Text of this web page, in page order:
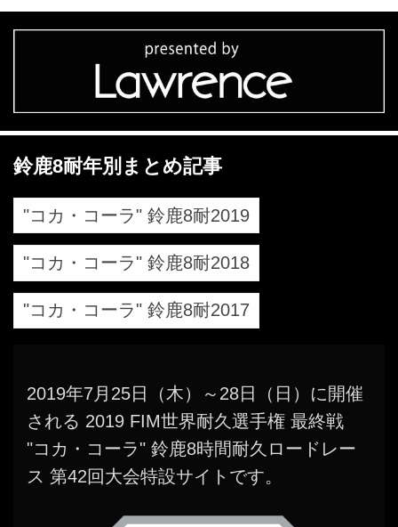
はじめヤマハモーターサイクル取扱全
店にて発売が開始されています。
鈴鹿8耐年別まとめ記事
"コカ・コーラ" 鈴鹿8耐2019
"コカ・コーラ" 鈴鹿8耐2018
"コカ・コーラ" 鈴鹿8耐2017
2019年7月25日（木）～28日（日）に開催
される 2019 FIM世界耐久選手権 最終戦
"コカ・コーラ" 鈴鹿8時間耐久ロードレー
ス 第42回大会特設サイトです。